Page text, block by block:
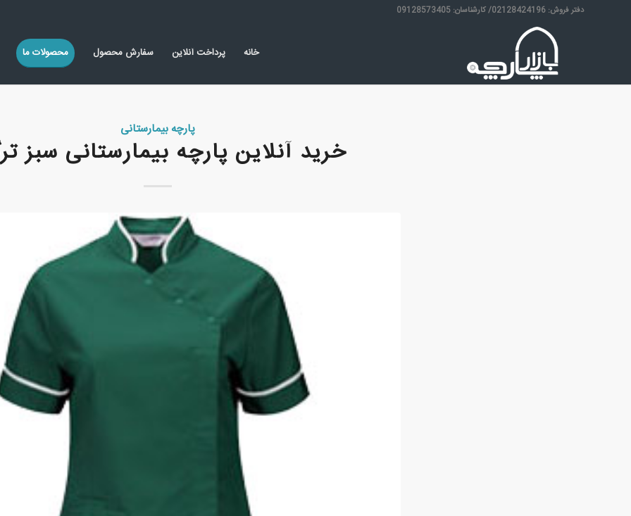
دفتر فروش: 02128424196/ کارشناسان: 09128573405
خانه پرداخت آنلاین سفارش محصول محصولات ما
پارچه بیمارستانی
خرید آنلاین پارچه بیمارستانی سبز